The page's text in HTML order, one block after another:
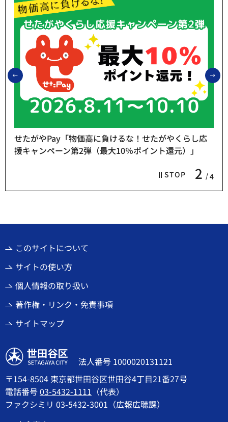
前のスライドを表示
STOP 2 4
せたがやPay「物価高に負けるな！せたがやくらし応
援キャンペーン第2弾（最大10％ポイント還元）」
このサイトについて
サイトの使い方
個人情報の取り扱い
著作権・リンク・免責事項
サイトマップ
世田谷区
法人番号 1000020131121
〒154-8504 東京都世田谷区世田谷4丁目21番27号
電話番号03-5432-1111 （代表）
ファクシミリ 03-5432-3001（広報広聴課）